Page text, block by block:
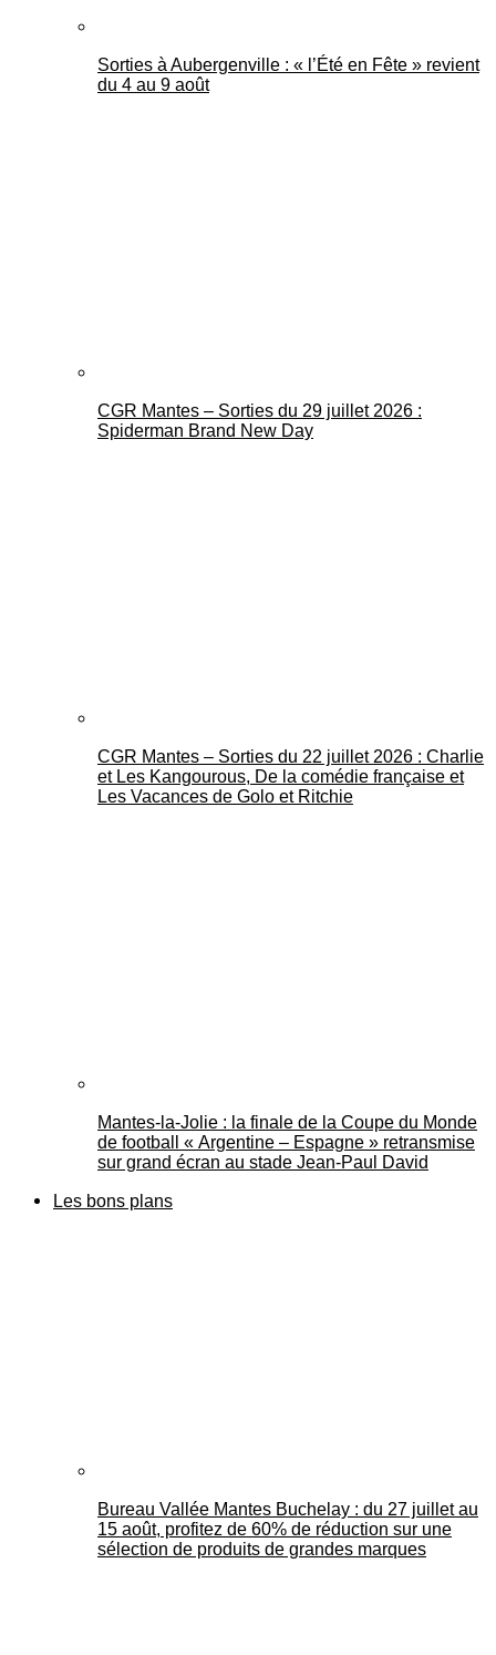
Sorties à Aubergenville : « l’Été en Fête » revient
du 4 au 9 août
CGR Mantes – Sorties du 29 juillet 2026 :
Spiderman Brand New Day
CGR Mantes – Sorties du 22 juillet 2026 : Charlie
et Les Kangourous, De la comédie française et
Les Vacances de Golo et Ritchie
Mantes-la-Jolie : la finale de la Coupe du Monde
de football « Argentine – Espagne » retransmise
sur grand écran au stade Jean-Paul David
Les bons plans
Bureau Vallée Mantes Buchelay : du 27 juillet au
15 août, profitez de 60% de réduction sur une
sélection de produits de grandes marques